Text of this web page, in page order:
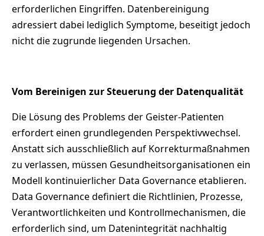
erforderlichen Eingriffen. Datenbereinigung
adressiert dabei lediglich Symptome, beseitigt jedoch
nicht die zugrunde liegenden Ursachen.
Vom Bereinigen zur Steuerung der Datenqualität
Die Lösung des Problems der Geister-Patienten
erfordert einen grundlegenden Perspektivwechsel.
Anstatt sich ausschließlich auf Korrekturmaßnahmen
zu verlassen, müssen Gesundheitsorganisationen ein
Modell kontinuierlicher Data Governance etablieren.
Data Governance definiert die Richtlinien, Prozesse,
Verantwortlichkeiten und Kontrollmechanismen, die
erforderlich sind, um Datenintegrität nachhaltig